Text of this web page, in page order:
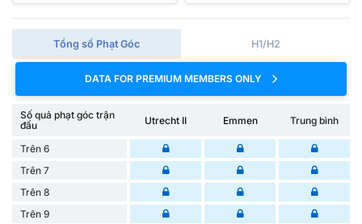
Tổng số Phạt Góc H1/H2
DATA FOR PREMIUM MEMBERS ONLY
Số quả phạt góc trận
đấu
Utrecht II Emmen Trung bình
Trên 6
Trên 7
Trên 8
Trên 9